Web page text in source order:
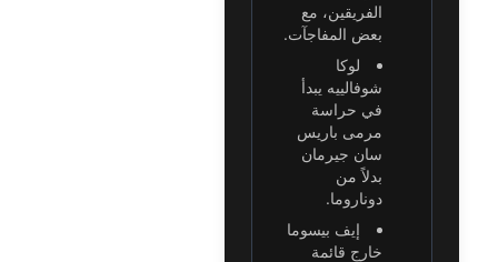
الفريقين، مع
بعض المفاجآت.
لوكا
شوفالييه يبدأ
في حراسة
مرمى باريس
سان جيرمان
بدلاً من
دوناروما.
إيف بيسوما
خارج قائمة